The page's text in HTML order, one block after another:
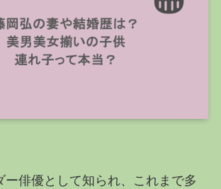
ー俳優として知られ、これまで多